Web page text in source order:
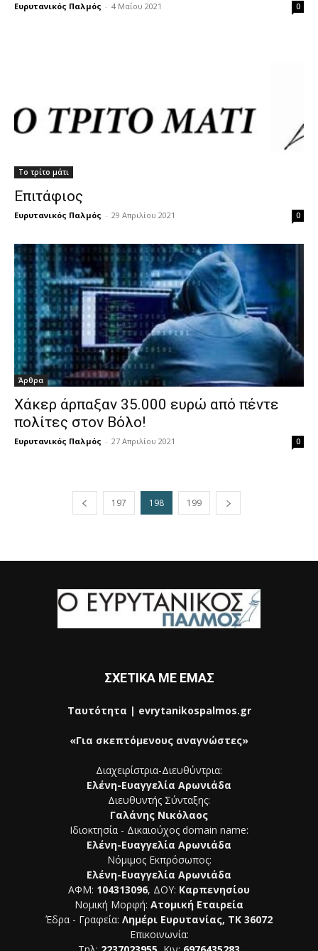
Ευρυτανικός Παλμός - 4 Μαΐου 2021 0
Το τρίτο μάτι
Επιτάφιος
Ευρυτανικός Παλμός - 29 Απριλίου 2021 0
Άρθρα
Χάκερ άρπαξαν 35.000 ευρώ από πέντε
πολίτες στον Βόλο!
Ευρυτανικός Παλμός - 27 Απριλίου 2021 0
197 198 199
ΣΧΕΤΙΚΑ ΜΕ ΕΜΑΣ
Ταυτότητα | evrytanikospalmos.gr
«Για σκεπτόμενους αναγνώστες»
Διαχειρίστρια-Διευθύντρια:
Ελένη-Ευαγγελία Αρωνιάδα
Διευθυντής Σύνταξης:
Γαλάνης Νικόλαος
Ιδιοκτησία - Δικαιούχος domain name:
Ελένη-Ευαγγελία Αρωνιάδα
Νόμιμος Εκπρόσωπος:
Ελένη-Ευαγγελία Αρωνιάδα
ΑΦΜ: 104313096, ΔΟΥ: Καρπενησίου
Νομική Μορφή: Ατομική Εταιρεία
Έδρα - Γραφεία: Λημέρι Ευρυτανίας, ΤΚ 36072
Επικοινωνία: